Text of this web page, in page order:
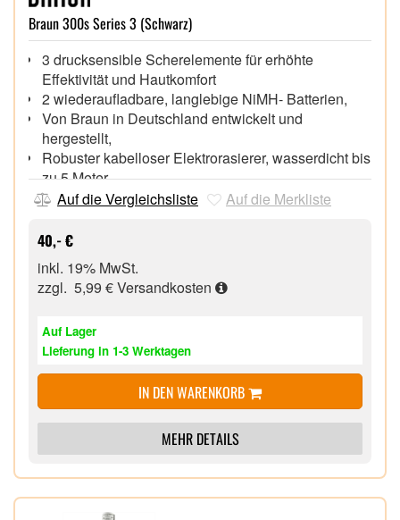
Braun 300s Series 3 (Schwarz)
3 drucksensible Scherelemente für erhöhte
Effektivität und Hautkomfort
2 wiederaufladbare, langlebige NiMH- Batterien,
Von Braun in Deutschland entwickelt und
hergestellt,
Robuster kabelloser Elektrorasierer, wasserdicht bis
zu 5 Meter,
Auf die Vergleichsliste
Auf die Merkliste
40,- €
inkl. 19% MwSt.
zzgl. 5,99 €Versandkosten
Auf Lager
Lieferung in 1-3 Werktagen
IN DEN WARENKORB
MEHR DETAILS